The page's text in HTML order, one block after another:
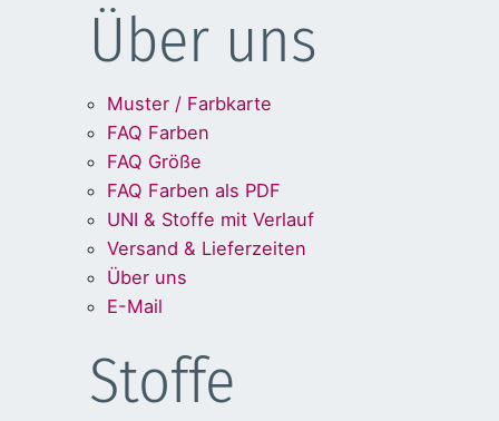
Über uns
Muster / Farbkarte
FAQ Farben
FAQ Größe
FAQ Farben als PDF
UNI & Stoffe mit Verlauf
Versand & Lieferzeiten
Über uns
E-Mail
Stoffe